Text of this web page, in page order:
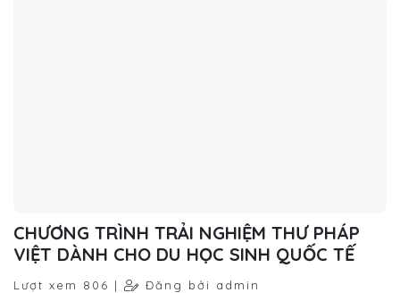
CHƯƠNG TRÌNH TRẢI NGHIỆM THƯ PHÁP
VIỆT DÀNH CHO DU HỌC SINH QUỐC TẾ
Lượt xem 806 | Đăng bởi admin